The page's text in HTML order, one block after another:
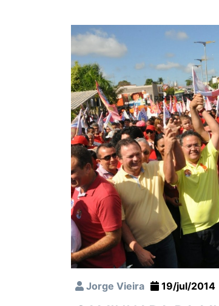
Jorge Vieira 19/jul/2014